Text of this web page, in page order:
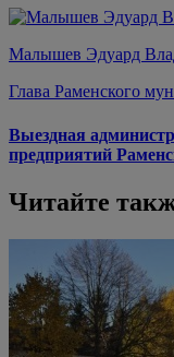
Малышев Эдуард
Глава Раменского
Выездная
предприятий
Читайте